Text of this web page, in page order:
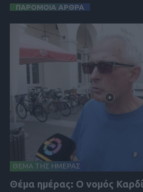
ΠΑΡΟΜΟΙΑ ΑΡΘΡΑ
ΘΕΜΑ ΤΗΣ ΗΜΕΡΑΣ
Θέμα ημέρας: Ο νομός